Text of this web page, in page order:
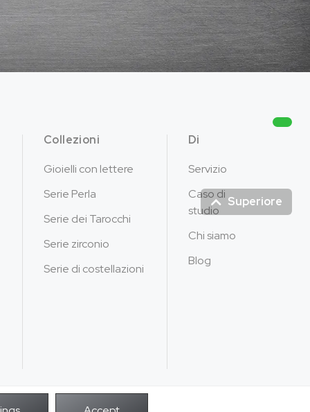
Superiore
Collezioni
Gioielli con lettere
Serie Perla
Serie dei Tarocchi
Serie zirconio
Serie di costellazioni
Di
Servizio
Caso di
studio
Chi siamo
Blog